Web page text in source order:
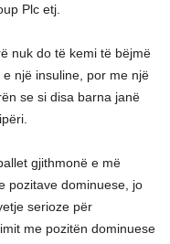
Plc etj.
nuk do të kemi të bëjmë
një insuline, por me një
se si disa barna janë
gjithmonë e më
pozitave dominuese, jo
serioze për
me pozitën dominuese